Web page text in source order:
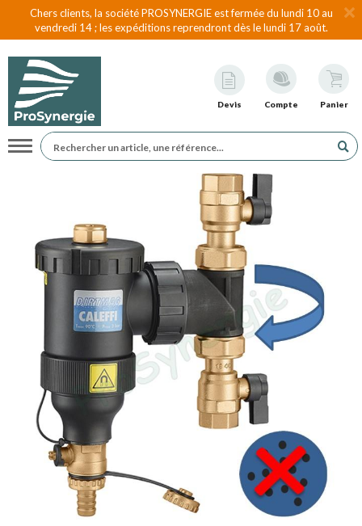
Chers clients, la société PROSYNERGIE est fermée du lundi 10 au
vendredi 14 ; les expéditions reprendront dès le lundi 17 août.
Devis Compte Panier
Navigation